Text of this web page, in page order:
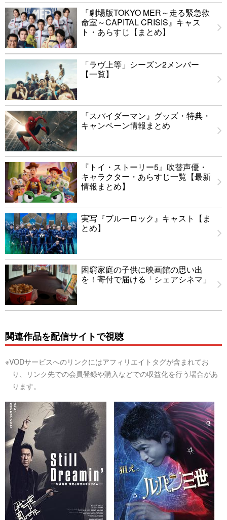
『劇場版TOKYO MER～走る緊急救
命室～CAPITAL CRISIS』キャス
ト・あらすじ【まとめ】
「ラヴ上等」シーズン2メンバー
【一覧】
『スパイダーマン』グッズ・特典・
キャンペーン情報まとめ
『トイ・ストーリー5』吹替声優・
キャラクター・あらすじ一覧【最新
情報まとめ】
実写『ブルーロック』キャスト【ま
とめ】
困窮家庭の子供に映画館の思い出
を！寄付で届ける「シェアシネマ」
関連作品を配信サイトで視聴
※VODサービスへのリンクにはアフィリエイトタグが含まれてお
り、リンク先での会員登録や購入などでの収益化を行う場合があ
ります。